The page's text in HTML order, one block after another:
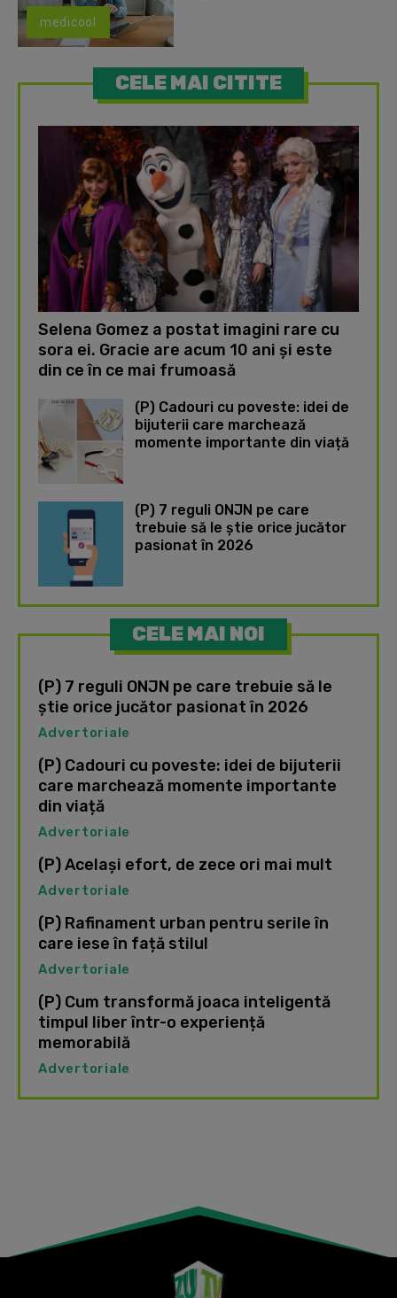
medicool
CELE MAI CITITE
Selena Gomez a postat imagini rare cu
sora ei. Gracie are acum 10 ani și este
din ce în ce mai frumoasă
(P) Cadouri cu poveste: idei de
bijuterii care marchează
momente importante din viață
(P) 7 reguli ONJN pe care
trebuie să le știe orice jucător
pasionat în 2026
CELE MAI NOI
(P) 7 reguli ONJN pe care trebuie să le
știe orice jucător pasionat în 2026
Advertoriale
(P) Cadouri cu poveste: idei de bijuterii
care marchează momente importante
din viață
Advertoriale
(P) Același efort, de zece ori mai mult
Advertoriale
(P) Rafinament urban pentru serile în
care iese în față stilul
Advertoriale
(P) Cum transformă joaca inteligentă
timpul liber într-o experiență
memorabilă
Advertoriale